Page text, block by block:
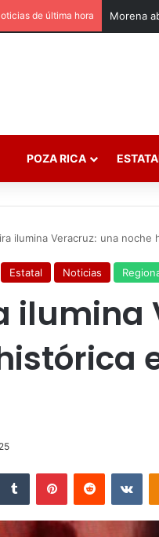
de última hora Morena
POZA RICA
ilumina Veracruz: una noche
Estatal Noticias
ilumina
Tumblr PinterestReddit